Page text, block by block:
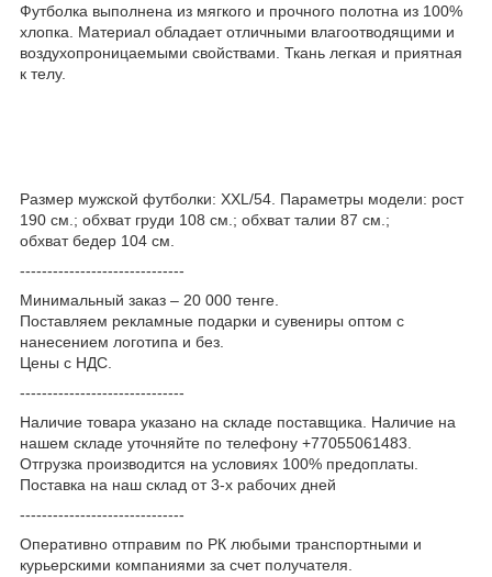
Футболка выполнена из мягкого и прочного полотна из 100%
хлопка. Материал обладает отличными влагоотводящими и
воздухопроницаемыми свойствами. Ткань легкая и приятная
к телу.
Размер мужской футболки: XXL/54. Параметры модели: рост
190 см.; обхват груди 108 см.; обхват талии 87 см.;
обхват бедер 104 см.
------------------------------
Минимальный заказ – 20 000 тенге.
Поставляем рекламные подарки и сувениры оптом с
нанесением логотипа и без.
Цены с НДС.
------------------------------
Наличие товара указано на складе поставщика. Наличие на
нашем складе уточняйте по телефону +77055061483.
Отгрузка производится на условиях 100% предоплаты.
Поставка на наш склад от 3-x рабочих дней
------------------------------
Оперативно отправим по РК любыми транспортными и
курьерскими компаниями за счет получателя.